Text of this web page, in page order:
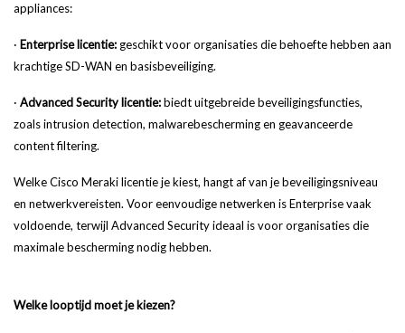
appliances:
· Enterprise licentie: geschikt voor organisaties die behoefte hebben aan
krachtige SD-WAN en basisbeveiliging.
· Advanced Security licentie:biedt uitgebreide beveiligingsfuncties,
zoals intrusion detection, malwarebescherming en geavanceerde
content filtering.
Welke Cisco Meraki licentie je kiest, hangt af van je beveiligingsniveau
en netwerkvereisten. Voor eenvoudige netwerken is Enterprise vaak
voldoende, terwijl Advanced Security ideaal is voor organisaties die
maximale bescherming nodig hebben.
Welke looptijd moet je kiezen?